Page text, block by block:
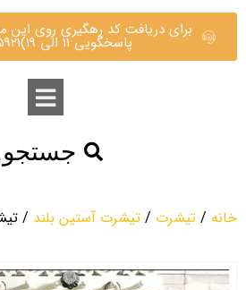
برای دریافت کد رهگیری روی
پاسخگویی 11 الی 19)09365755921
خانه / تیشرت / تیشرت آستین بلند /